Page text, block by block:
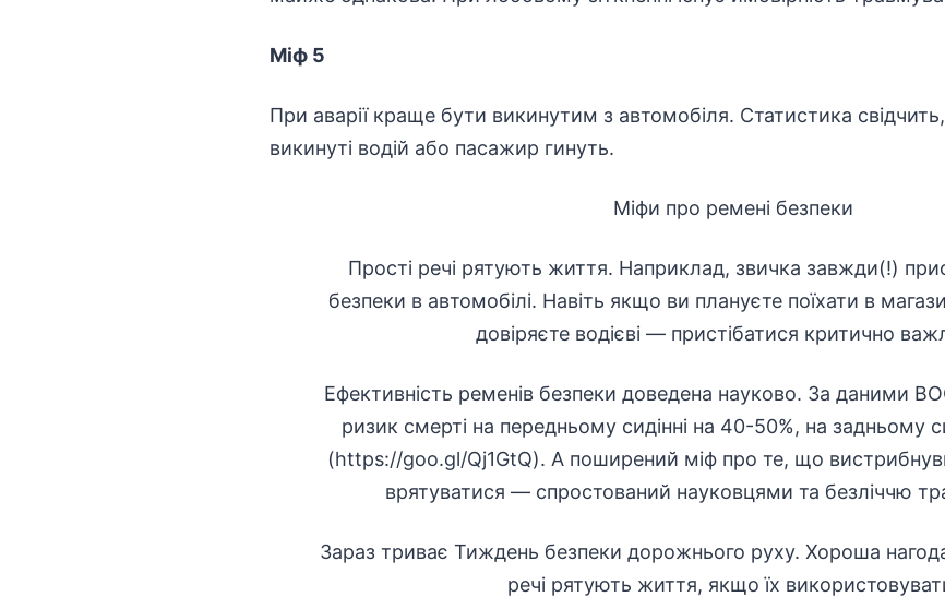
Міф 5
При аварії краще бути викинутим з автомобіля. Статистика
викинуті водій або пасажир гинуть.
Міфи про ремені безпеки
Прості речі рятують життя. Наприклад, звичка завжди(!)
безпеки в автомобілі. Навіть якщо ви плануєте поїхати в
довіряєте водієві — пристібатися критично
Ефективність ременів безпеки доведена науково. За даними
ризик смерті на передньому сидінні на 40-50%, на задньому
(https://goo.gl/Qj1GtQ). А поширений міф про те, що
врятуватися — спростований науковцями та безліччю
Зараз триває Тиждень безпеки дорожнього руху. Хороша
речі рятують життя, якщо їх